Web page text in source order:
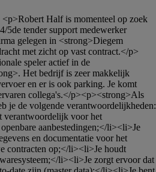
5de tender support medewerker
gelegen in <strong>Diegem
met zicht op vast contract.</p>
speler actief in de
Het bedrijf is zeer makkelijk
en er is ook parking. Je komt
collega's.</p><p><strong>Als
je de volgende verantwoordelijkheden:
verantwoordelijk voor het
aanbestedingen;</li><li>Je
en documentatie voor het
contracten op;</li><li>Je houdt
li><li>Je zorgt ervoor dat